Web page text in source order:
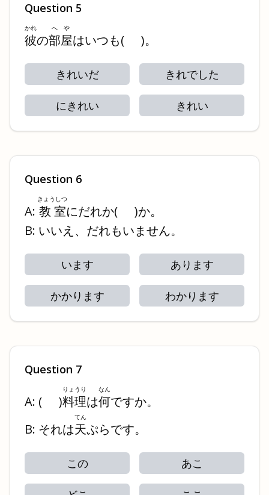
Question 5
彼
かれ
の部屋
へや
はいつも( )。
きれいだ きれでした
にきれい きれい
Question 6
A: 教室
きょうしつ
にだれか( )か。
B: いいえ、だれもいません。
います あります
かかります わかります
Question 7
A: ( )料理
りょうり
は何
なん
ですか。
B: それは天
てん
ぷらです。
この あこ